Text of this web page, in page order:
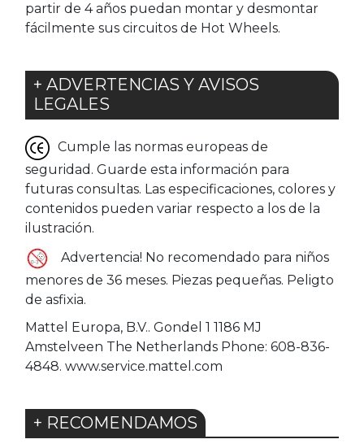
partir de 4 años puedan montar y desmontar
fácilmente sus circuitos de Hot Wheels.
+ ADVERTENCIAS Y AVISOS
LEGALES
Cumple las normas europeas de
seguridad. Guarde esta información para
futuras consultas. Las especificaciones, colores y
contenidos pueden variar respecto a los de la
ilustración.
Advertencia! No recomendado para niños
menores de 36 meses. Piezas pequeñas. Peligto
de asfixia.
Mattel Europa, B.V.. Gondel 1 1186 MJ
Amstelveen The Netherlands Phone: 608-836-
4848. www.service.mattel.com
+ RECOMENDAMOS